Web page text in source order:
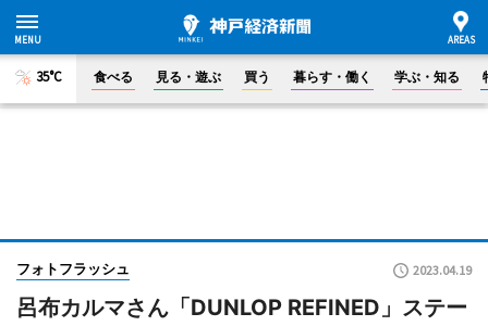
35°C 食べる 見る・遊ぶ 買う 暮らす・働く 学ぶ・知る
フォトフラッシュ 2023.04.19
呂布カルマさん「DUNLOP REFINED」ステー